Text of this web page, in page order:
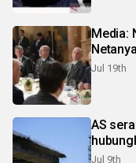
Media:
Jul 19th
AS
Jul 9th